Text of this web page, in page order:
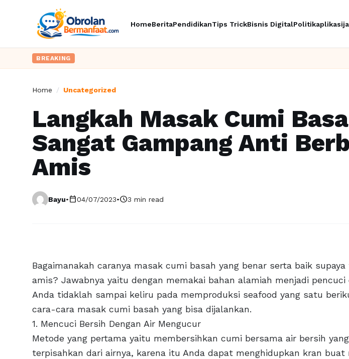
HomeBeritaPendidikanTips TrickBisnis DigitalPolitikaplikasi
BREAKING
Home / Uncategorized
Langkah Masak Cumi
Sangat Gampang Anti
Amis
Bayu•calendar_today04/07/2023•schedule3 min read
Bagaimanakah caranya masak cumi basah yang benar serta baik
amis? Jawabnya yaitu dengan memakai bahan alamiah menjadi pencuci
Anda tidaklah sampai keliru pada memproduksi seafood yang satu
cara-cara masak cumi basah yang bisa dijalankan.
1. Mencuci Bersih Dengan Air Mengucur
Metode yang pertama yaitu membersihkan cumi bersama air bersih
terpisahkan dari airnya, karena itu Anda dapat menghidupkan kran buat